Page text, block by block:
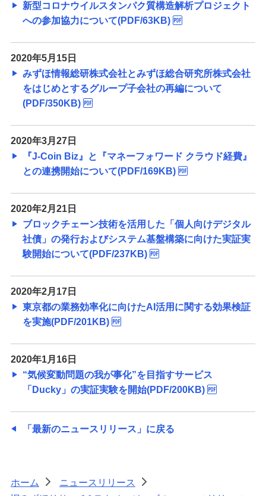
新型コロナウイルスタンパク質構造解析プロジェクト
への参加協力について(PDF/63KB)
2020年5月15日
みずほ情報総研株式会社とみずほ総合研究所株式会社
をはじめとするグループ子会社の再編について
(PDF/350KB)
2020年3月27日
『J-Coin Biz』と『マネーフォワード クラウド経費』
との連携開始について(PDF/169KB)
2020年2月21日
ブロックチェーン技術を活用した「個人向けデジタル
社債」の発行およびシステム基盤構築に向けた実証実
験開始について(PDF/237KB)
2020年2月17日
東京都の業務効率化に向けたAI活用に関する効果検証
を実施(PDF/201KB)
2020年1月16日
“気候変動問題の我が事化”を目指すサービス
「Ducky」の実証実験を開始(PDF/200KB)
「最新のニュースリリース」に戻る
ホーム > ニュースリリース
>